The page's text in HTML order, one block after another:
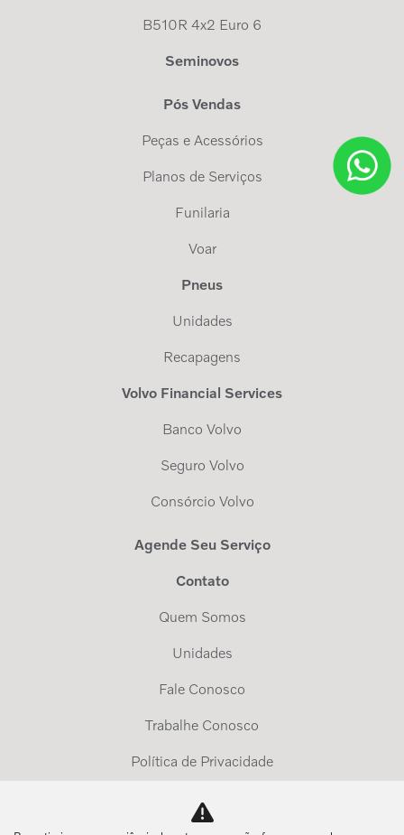
B510R 4x2 Euro 6
Seminovos
Pós Vendas
Peças e Acessórios
Planos de Serviços
Funilaria
Voar
Pneus
Unidades
Recapagens
Volvo Financial Services
Banco Volvo
Seguro Volvo
Consórcio Volvo
Agende Seu Serviço
Contato
Quem Somos
Unidades
Fale Conosco
Trabalhe Conosco
Política de Privacidade